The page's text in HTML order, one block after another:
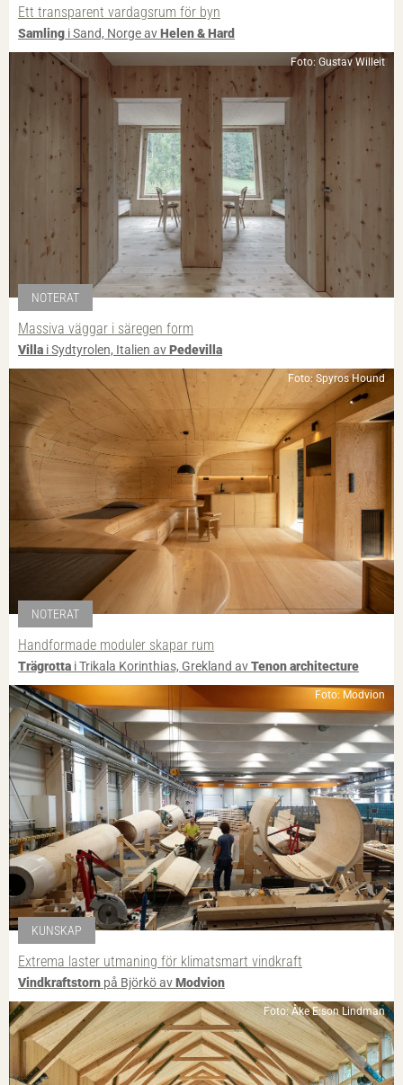
Ett transparent vardagsrum för byn
Samling i Sand, Norge avHelen & Hard
Foto: Gustav Willeit
NOTERAT
Massiva väggar i säregen form
Villa i Sydtyrolen, Italien avPedevilla
Foto: Spyros Hound
NOTERAT
Handformade moduler skapar rum
Trägrotta i Trikala Korinthias, Grekland avTenon architecture
Foto: Modvion
KUNSKAP
Extrema laster utmaning för klimatsmart vindkraft
Vindkraftstorn på Björkö avModvion
Foto: Åke E:son Lindman